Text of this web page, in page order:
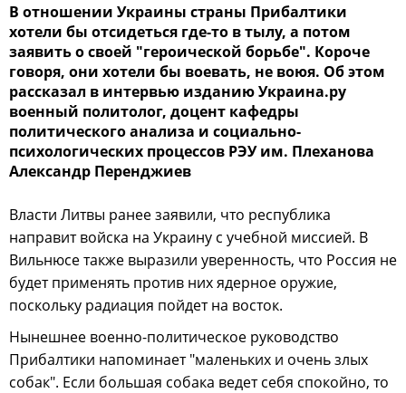
В отношении Украины страны Прибалтики
хотели бы отсидеться где-то в тылу, а потом
заявить о своей "героической борьбе". Короче
говоря, они хотели бы воевать, не воюя. Об этом
рассказал в интервью изданию Украина.ру
военный политолог, доцент кафедры
политического анализа и социально-
психологических процессов РЭУ им. Плеханова
Александр Перенджиев
Власти Литвы ранее заявили, что республика
направит войска на Украину с учебной миссией. В
Вильнюсе также выразили уверенность, что Россия не
будет применять против них ядерное оружие,
поскольку радиация пойдет на восток.
Нынешнее военно-политическое руководство
Прибалтики напоминает "маленьких и очень злых
собак". Если большая собака ведет себя спокойно, то